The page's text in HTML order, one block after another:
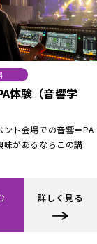
体験（音響学
ント会場での音響＝PA
味があるならこの講
詳しく見る